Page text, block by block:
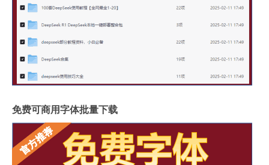
免费可商用字体批量下载